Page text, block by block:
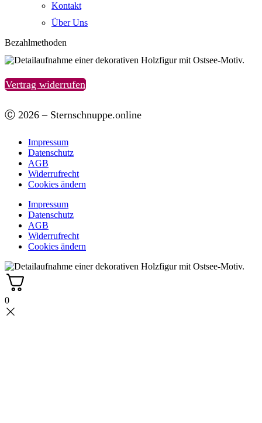
Kontakt
Über Uns
Bezahlmethoden
Vertrag widerrufen
Ⓒ 2026 – Sternschnuppe.online
Impressum
Datenschutz
AGB
Widerrufrecht
Cookies ändern
Impressum
Datenschutz
AGB
Widerrufrecht
Cookies ändern
0